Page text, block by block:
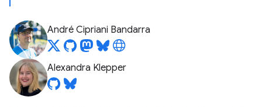
André Cipriani Bandarra
Alexandra Klepper